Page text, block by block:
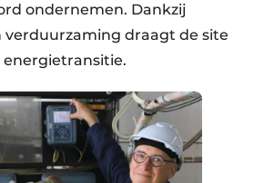
ondernemen. Dankzij
verduurzaming draagt de site